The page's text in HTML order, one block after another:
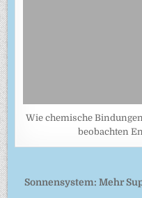
Wie chemische
beobachten
Sonnensystem: Mehr